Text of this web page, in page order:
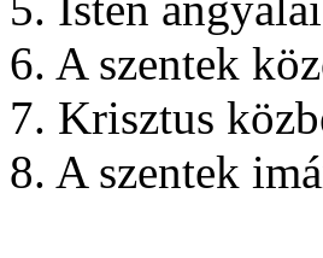
6. A szentek
7. Krisztus
8. A szentek